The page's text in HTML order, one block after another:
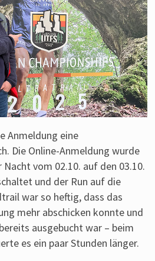
Anmeldung eine
Die Online-Anmeldung wurde
vom 02.10. auf den 03.10.
und der Run auf die
war so heftig, dass das
mehr abschicken konnte und
ausgebucht war – beim
es ein paar Stunden länger.